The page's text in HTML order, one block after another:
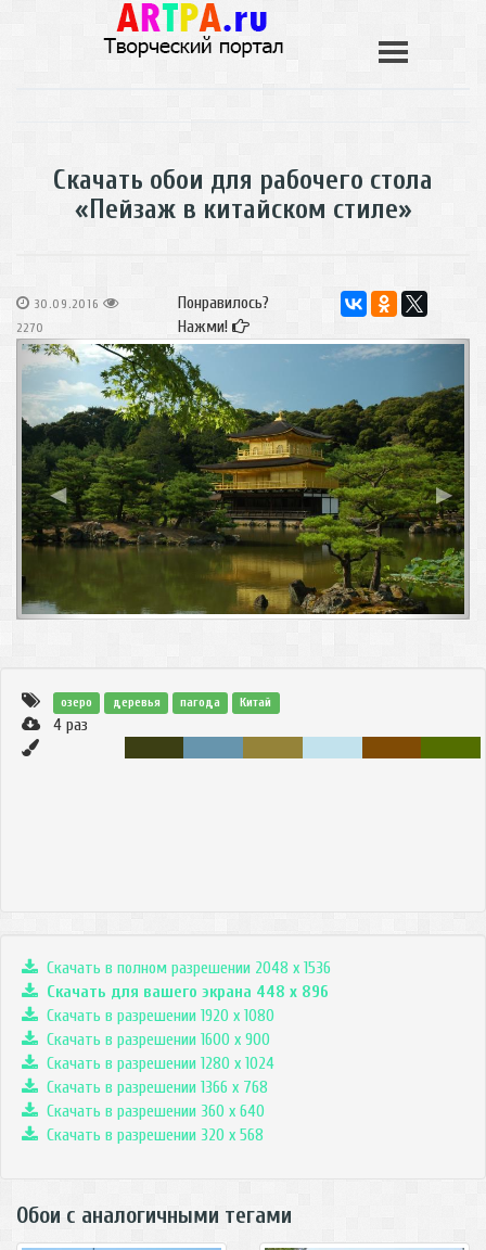
Скачать обои для рабочего стола
«Пейзаж в китайском стиле»
30.09.2016
2270
Понравилось?
Нажми!
◀ ▶
озеро деревья пагода Китай
4 раз
Скачать в полном разрешении 2048 x 1536
Скачать для вашего экрана 448 x 896
Скачать в разрешении 1920 x 1080
Скачать в разрешении 1600 x 900
Скачать в разрешении 1280 x 1024
Скачать в разрешении 1366 x 768
Скачать в разрешении 360 x 640
Скачать в разрешении 320 x 568
Обои с аналогичными тегами